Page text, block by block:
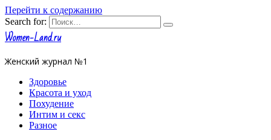
Перейти к содержанию
Search for:
Women-Land.ru
Женский журнал №1
Здоровье
Красота и уход
Похудение
Интим и секс
Разное